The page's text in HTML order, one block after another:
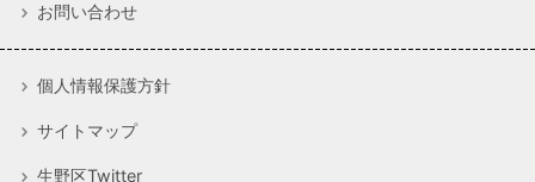
お問い合わせ
個人情報保護方針
サイトマップ
生野区Twitter